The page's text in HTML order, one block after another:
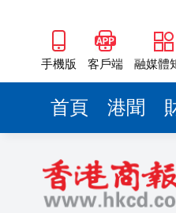
手機版 客戶端 融媒體
首頁 港聞